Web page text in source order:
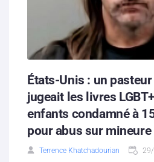
Hébergement solidaire
États-Unis : un
jugeait les livres
enfants condamné à
pour abus sur mineure
Terrence Khatchadourian